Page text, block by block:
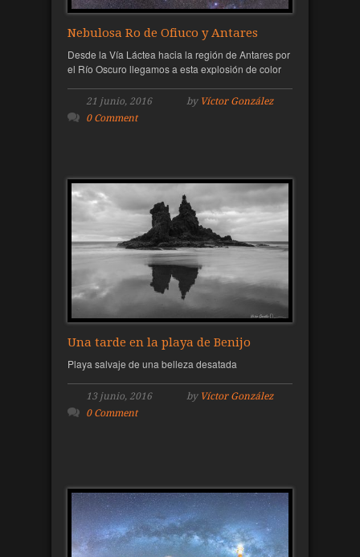
Nebulosa Ro de Ofiuco y Antares
Desde la Vía Láctea hacia la región de Antares por
el Río Oscuro llegamos a esta explosión de color
21 junio, 2016 by Víctor González
0 Comment
Una tarde en la playa de Benijo
Playa salvaje de una belleza desatada
13 junio, 2016 by Víctor González
0 Comment